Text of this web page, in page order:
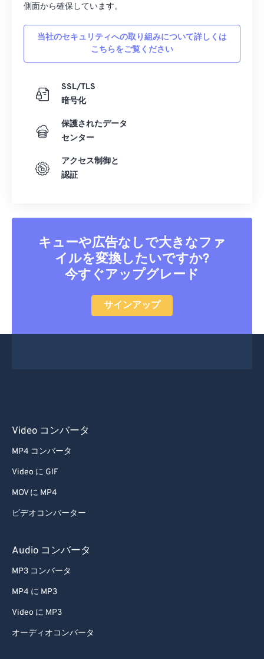
側面から確保しています。
当社のセキュリティへの取り組みについて詳しくは
こちらをご覧ください
SSL/TLS
暗号化
保護されたデータ
センター
アクセス制御と
認証
キューや広告なしで大きなファ
イルを変換したいですか?
今すぐアップグレード
サインアップ
Video コンバータ
MP4 コンバータ
Video に GIF
MOV に MP4
ビデオコンバーター
Audio コンバータ
MP3 コンバータ
MP4 に MP3
Video に MP3
オーディオコンバータ